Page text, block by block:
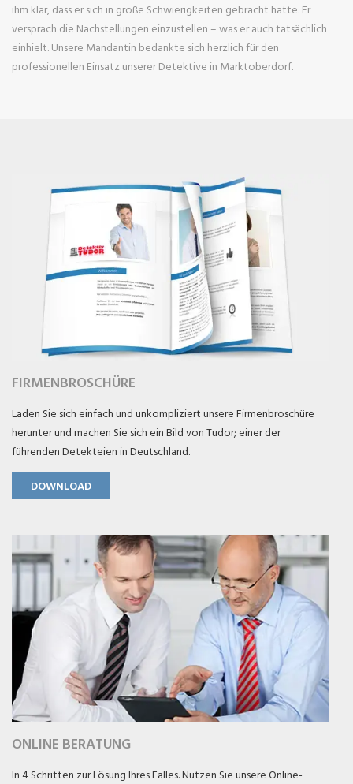
ihm klar, dass er sich in große Schwierigkeiten gebracht hatte. Er
versprach die Nachstellungen einzustellen – was er auch tatsächlich
einhielt. Unsere Mandantin bedankte sich herzlich für den
professionellen Einsatz unserer Detektive in Marktoberdorf.
FIRMENBROSCHÜRE
Laden Sie sich einfach und unkompliziert unsere Firmenbroschüre
herunter und machen Sie sich ein Bild von Tudor; einer der
führenden Detekteien in Deutschland.
DOWNLOAD
ONLINE BERATUNG
In 4 Schritten zur Lösung Ihres Falles. Nutzen Sie unsere Online-